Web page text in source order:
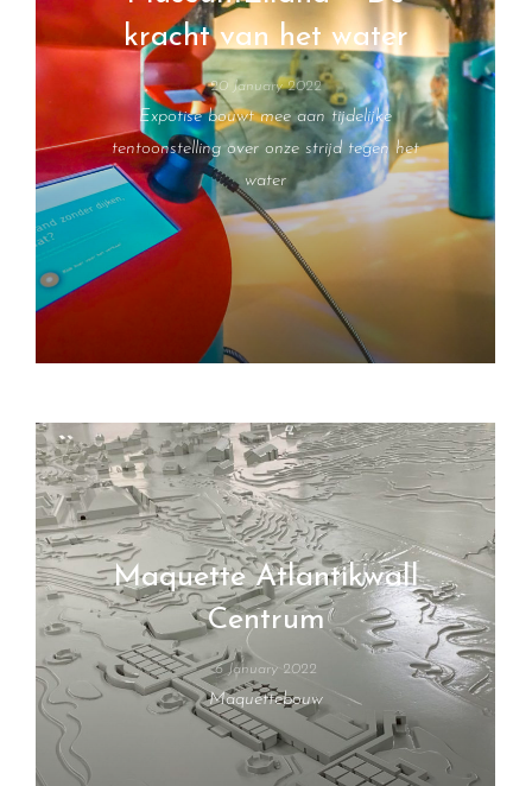
kracht van het water
20 January 2022
Expotise bouwt mee aan tijdelijke
tentoonstelling over onze strijd tegen het
water
Maquette Atlantikwall
Centrum
6 January 2022
Maquettebouw